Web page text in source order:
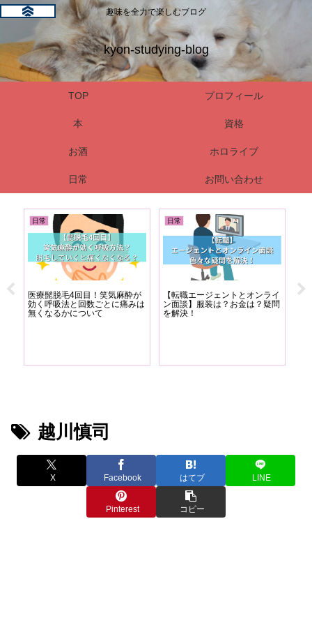
趣味を全力で楽しむブログ
kyon-studying-blog
TOP プロフィール
本 資格
お酒 ホロライブ
日常 お問い合わせ
日常
医療髭脱毛4回目！笑気麻酔が
効く呼吸法と回数ごとに痛みは
無くなるかについて
日常
【転職エージェントとオンライ
ン面談】服装は？お金は？疑問
を解決！
髭
越川慎司
X Facebook はてブ LINE
Pinterest コピー